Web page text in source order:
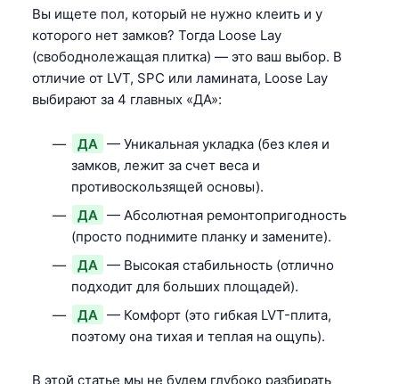
Вы ищете пол, который не нужно клеить и у
которого нет замков? Тогда Loose Lay
(свободнолежащая плитка) — это ваш выбор. В
отличие от LVT, SPC или ламината, Loose Lay
выбирают за 4 главных «ДА»:
ДА — Уникальная укладка (без клея и
замков, лежит за счет веса и
противоскользящей основы).
ДА — Абсолютная ремонтопригодность
(просто поднимите планку и замените).
ДА — Высокая стабильность (отлично
подходит для больших площадей).
ДА — Комфорт (это гибкая LVT-плита,
поэтому она тихая и теплая на ощупь).
В этой статье мы не будем глубоко разбирать